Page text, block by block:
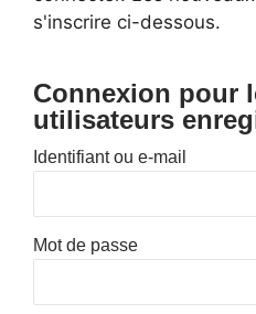
s'inscrire ci-dessous.
Connexion pour
utilisateurs
Identifiant ou e-mail
Mot de passe